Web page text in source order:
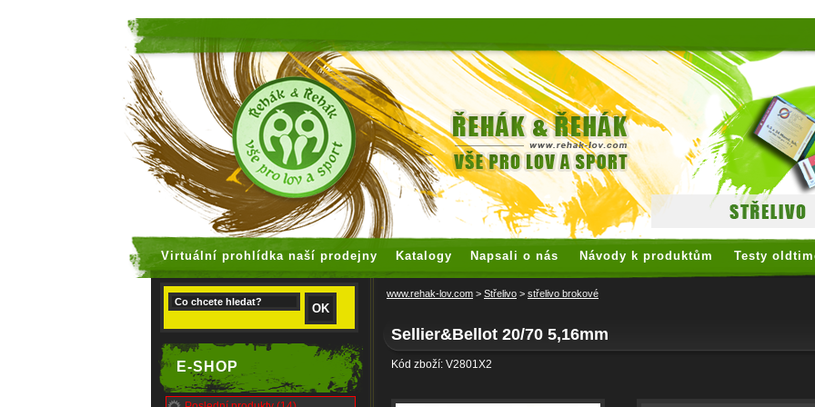
Virtuální prohlídka naší prodejny Katalogy Napsali o nás Návody k produktům Testy
E-SHOP
www.rehak-lov.com > Střelivo > střelivo brokové
Sellier&Bellot 20/70 5,16mm
Kód zboží: V2801X2